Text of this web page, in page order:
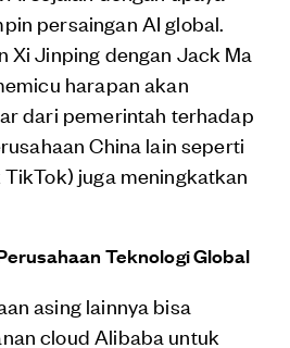
persaingan AI global.
Xi Jinping dengan Jack Ma
harapan akan
dari pemerintah terhadap
China lain seperti
juga meningkatkan
Teknologi Global
asing lainnya bisa
cloud Alibaba untuk